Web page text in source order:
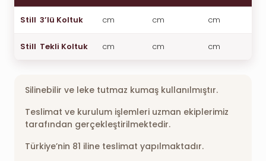
Still 3’lü Koltuk cm cm cm
Still Tekli Koltuk cm cm cm
Silinebilir ve leke tutmaz kumaş kullanılmıştır.
Teslimat ve kurulum işlemleri uzman ekiplerimiz
tarafından gerçekleştirilmektedir.
Türkiye’nin 81 iline teslimat yapılmaktadır.